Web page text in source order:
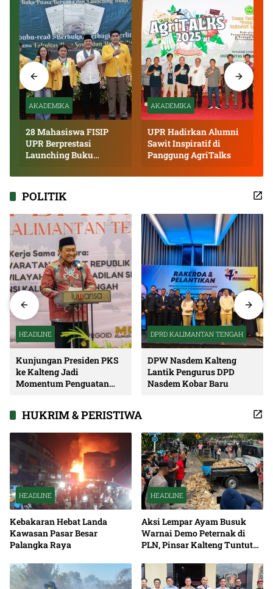
AKADEMIKA
28 Mahasiswa FISIP
UPR Berprestasi
Launching Buku
AKADEMIKA
UPR Hadirkan Alumni
Sawit Inspiratif di
Panggung AgriTalks
POLITIK
HEADLINE
Kunjungan Presiden PKS
ke Kalteng Jadi
Momentum Penguatan
DPRD KALIMANTAN TENGAH
DPW Nasdem Kalteng
Lantik Pengurus DPD
Nasdem Kobar Baru
HUKRIM & PERISTIWA
HEADLINE
Kebakaran Hebat Landa
Kawasan Pasar Besar
Palangka Raya
HEADLINE
Aksi Lempar Ayam Busuk
Warnai Demo Peternak di
PLN, Pinsar Kalteng Tuntut